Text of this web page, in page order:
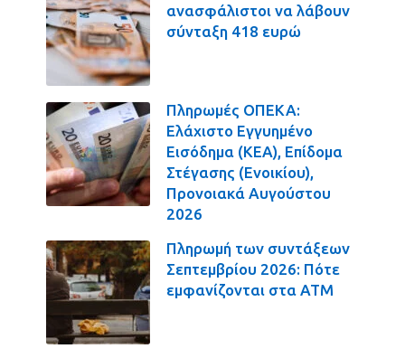
ανασφάλιστοι να λάβουν
σύνταξη 418 ευρώ
Πληρωμές ΟΠΕΚΑ:
Ελάχιστο Εγγυημένο
Εισόδημα (ΚΕΑ), Επίδομα
Στέγασης (Ενοικίου),
Προνοιακά Αυγούστου
2026
Πληρωμή των συντάξεων
Σεπτεμβρίου 2026: Πότε
εμφανίζονται στα ΑΤΜ